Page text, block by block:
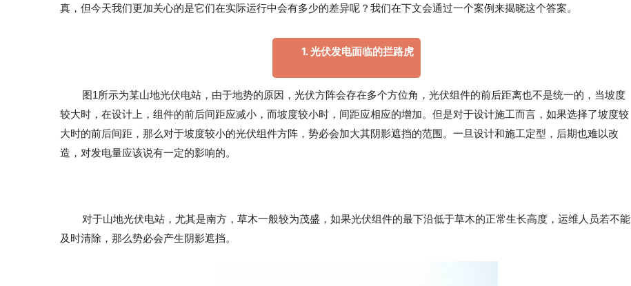
真，但今天我们更加关心的是它们在实际运行中会有多少的差异呢？我们在下文会通过一个案例来揭晓这个答案。
1.光伏发电面临的拦路虎
图1所示为某山地光伏电站，由于地势的原因，光伏方阵会存在多个方位角，光伏组件的前后距离也不是统一的，当坡度
较大时，在设计上，组件的前后间距应减小，而坡度较小时，间距应相应的增加。但是对于设计施工而言，如果选择了坡度较
大时的前后间距，那么对于坡度较小的光伏组件方阵，势必会加大其阴影遮挡的范围。一旦设计和施工定型，后期也难以改
造，对发电量应该说有一定的影响的。
对于山地光伏电站，尤其是南方，草木一般较为茂盛，如果光伏组件的最下沿低于草木的正常生长高度，运维人员若不能
及时清除，那么势必会产生阴影遮挡。